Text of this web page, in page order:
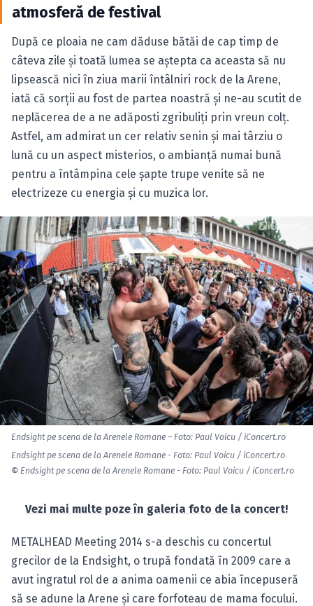
atmosferă de festival
După ce ploaia ne cam dăduse bătăi de cap timp de
câteva zile şi toată lumea se aştepta ca aceasta să nu
lipsească nici în ziua marii întâlniri rock de la Arene,
iată că sorţii au fost de partea noastră şi ne-au scutit de
neplăcerea de a ne adăposti zgribuliţi prin vreun colţ.
Astfel, am admirat un cer relativ senin şi mai târziu o
lună cu un aspect misterios, o ambianţă numai bună
pentru a întâmpina cele şapte trupe venite să ne
electrizeze cu energia şi cu muzica lor.
Endsight pe scena de la Arenele Romane – Foto: Paul Voicu / iConcert.ro
Endsight pe scena de la Arenele Romane - Foto: Paul Voicu / iConcert.ro
© Endsight pe scena de la Arenele Romane - Foto: Paul Voicu / iConcert.ro
Vezi mai multe poze în galeria foto de la concert!
METALHEAD Meeting 2014 s-a deschis cu concertul
grecilor de la Endsight, o trupă fondată în 2009 care a
avut ingratul rol de a anima oamenii ce abia începuseră
să se adune la Arene şi care forfoteau de mama focului.